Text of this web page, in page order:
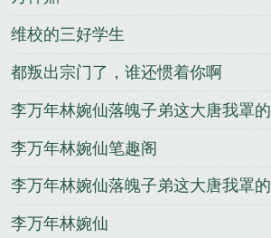
维校的三好学生
都叛出宗门了，谁还惯着你啊
李万年林婉仙落魄子弟这大唐我罩的
完整版
李万年林婉仙笔趣阁
李万年林婉仙落魄子弟这大唐我罩的
全文
李万年林婉仙